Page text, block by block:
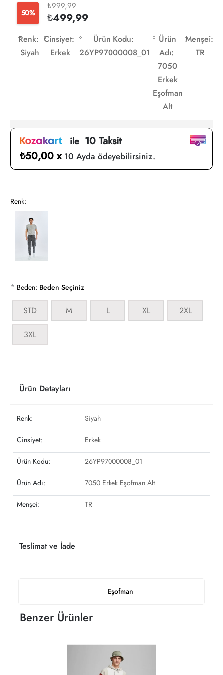
50%
₺999,99
₺499,99
Renk:
Siyah
Cinsiyet:
Erkek
Ürün Kodu:
26YP97000008_01
Ürün
Adı:
7050
Erkek
Eşofman
Alt
Menşei:
TR
ile10 Taksit
₺50,00 x 10 Ayda ödeyebilirsiniz.
Renk:
* Beden: Beden Seçiniz
STD M L XL 2XL
3XL
Eşofman
Ürün Detayları
Renk: Siyah
Cinsiyet: Erkek
Ürün Kodu: 26YP97000008_01
Ürün Adı: 7050 Erkek Eşofman Alt
Menşei: TR
Teslimat ve İade
Benzer Ürünler